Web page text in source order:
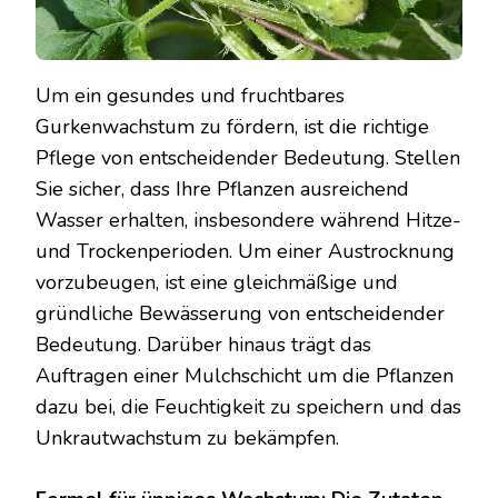
Um ein gesundes und fruchtbares
Gurkenwachstum zu fördern, ist die richtige
Pflege von entscheidender Bedeutung. Stellen
Sie sicher, dass Ihre Pflanzen ausreichend
Wasser erhalten, insbesondere während Hitze-
und Trockenperioden. Um einer Austrocknung
vorzubeugen, ist eine gleichmäßige und
gründliche Bewässerung von entscheidender
Bedeutung. Darüber hinaus trägt das
Auftragen einer Mulchschicht um die Pflanzen
dazu bei, die Feuchtigkeit zu speichern und das
Unkrautwachstum zu bekämpfen.